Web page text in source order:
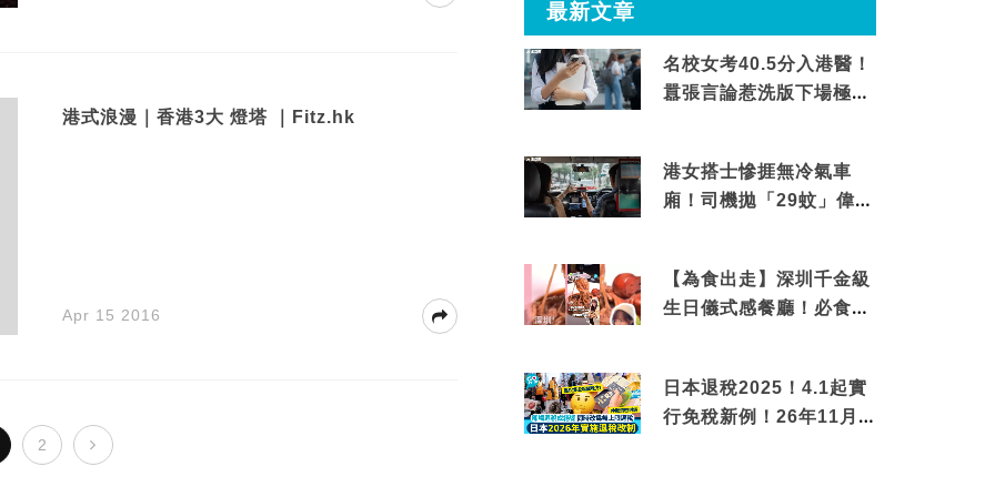
港式浪漫｜香港3大 燈塔 ｜Fitz.hk
Apr 15 2016
2
最新文章
名校女考40.5分入港醫！
囂張言論惹洗版下場極震
港女搭士慘捱無冷氣車
廂！司機拋「29蚊」偉論
【為食出走】深圳千金級
生日儀式感餐廳！必食失
日本退稅2025！4.1起實
行免稅新例！26年11月